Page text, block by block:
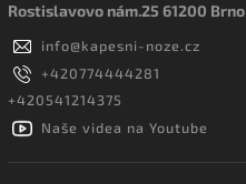
Rostislavovo nám.25 61200 Brno
info@kapesni-noze.cz
+420774444281
+420541214375
Naše videa na Youtube